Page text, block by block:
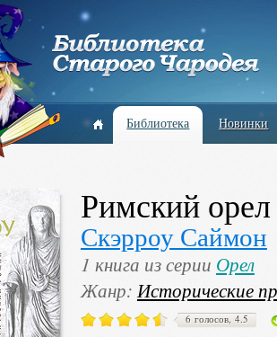
Библиотека Новинки
Римский орел
Скэрроу Саймон
1 книга из серии Орел
Жанр:Исторические
6 голосов, 4.5